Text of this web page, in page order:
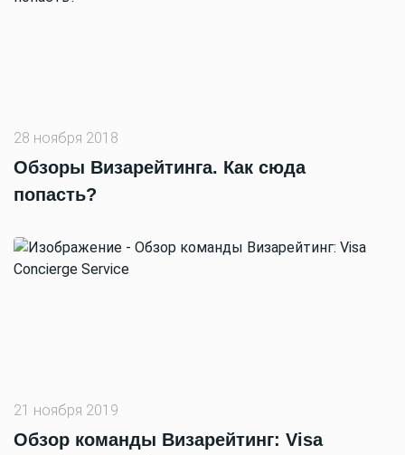
28 ноября 2018
Обзоры Визарейтинга. Как сюда
попасть?
21 ноября 2019
Обзор команды Визарейтинг: Visa